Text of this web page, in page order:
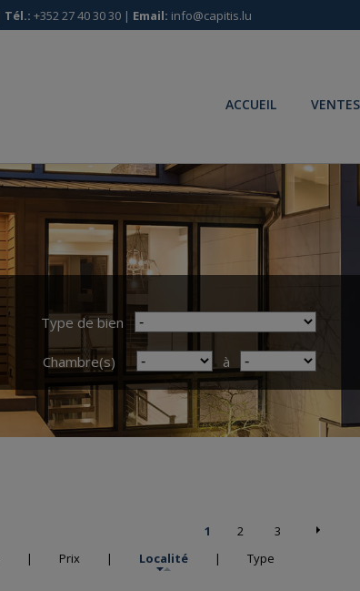
Tél.: +352 27 40 30 30 | Email: info@capitis.lu
ACCUEIL VENTES
Type de bien
Chambre(s) à
1 2
3
| Prix | Localité | Type